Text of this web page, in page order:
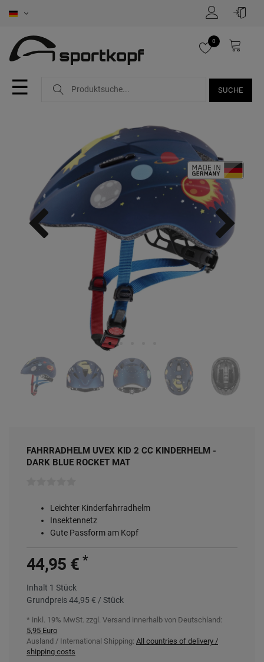
☰ SUCHE
0
FAHRRADHELM UVEX KID 2 CC KINDERHELM -
DARK BLUE ROCKET MAT
Leichter Kinderfahrradhelm
Insektennetz
Gute Passform am Kopf
44,95 €*
Inhalt 1 Stück
Grundpreis44,95 € / Stück
* inkl. 19% MwSt. zzgl. Versand innerhalb von Deutschland:
5,95 Euro
Ausland / International Shipping: All countries of delivery /
shipping costs